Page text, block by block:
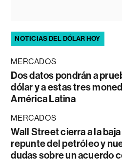
NOTICIAS DEL DÓLAR HOY
MERCADOS
Dos datos pondrán a
dólar y a estas tres
América Latina
MERCADOS
Wall Street cierra a la
repunte del petróleo y
dudas sobre un acuerdo